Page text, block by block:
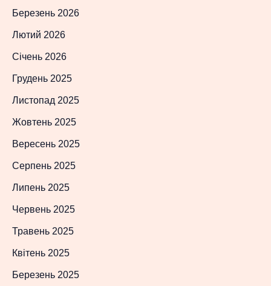
Березень 2026
Лютий 2026
Січень 2026
Грудень 2025
Листопад 2025
Жовтень 2025
Вересень 2025
Серпень 2025
Липень 2025
Червень 2025
Травень 2025
Квітень 2025
Березень 2025